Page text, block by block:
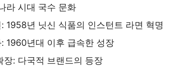
라 시대 국수 문화
1958년 닛신 식품의 인스턴트 라면 혁명
1960년대 이후 급속한 성장
장: 다국적 브랜드의 등장